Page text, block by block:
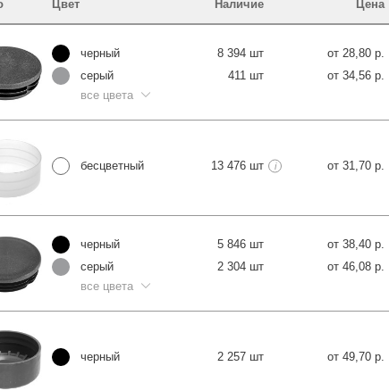
Цвет Наличие Цена
черный
серый
все цвета
8 394 шт
411 шт
от 28,80 р.
от 34,56 р.
бесцветный 13 476 шт i от 31,70 р.
черный
серый
все цвета
5 846 шт
2 304 шт
от 38,40 р.
от 46,08 р.
черный 2 257 шт от 49,70 р.